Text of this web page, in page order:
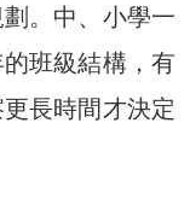
。中、小學一
班級結構，有
長時間才決定